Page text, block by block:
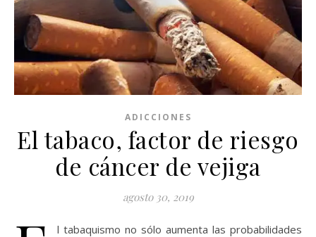
ADICCIONES
El tabaco, factor de riesgo
de cáncer de vejiga
agosto 30, 2019
l tabaquismo no sólo aumenta las probabilidades